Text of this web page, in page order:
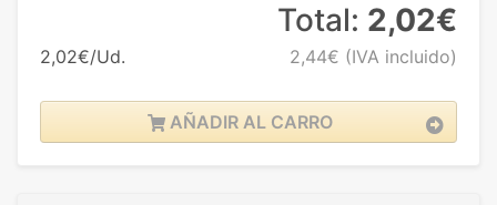
2,02€/Ud.
Total: 2,02€
2,44€ (IVA incluido)
AÑADIR AL CARRO